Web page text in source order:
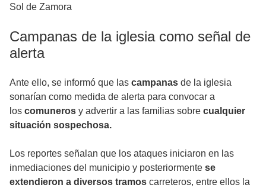
Sol de Zamora
Campanas de la iglesia como señal de
alerta
Ante ello, se informó que las campanas de la iglesia
sonarían como medida de alerta para convocar a
los comuneros y advertir a las familias sobre cualquier
situación sospechosa.
Los reportes señalan que los ataques iniciaron en las
inmediaciones del municipio y posteriormente se
extendieron a diversos tramos carreteros, entre ellos la